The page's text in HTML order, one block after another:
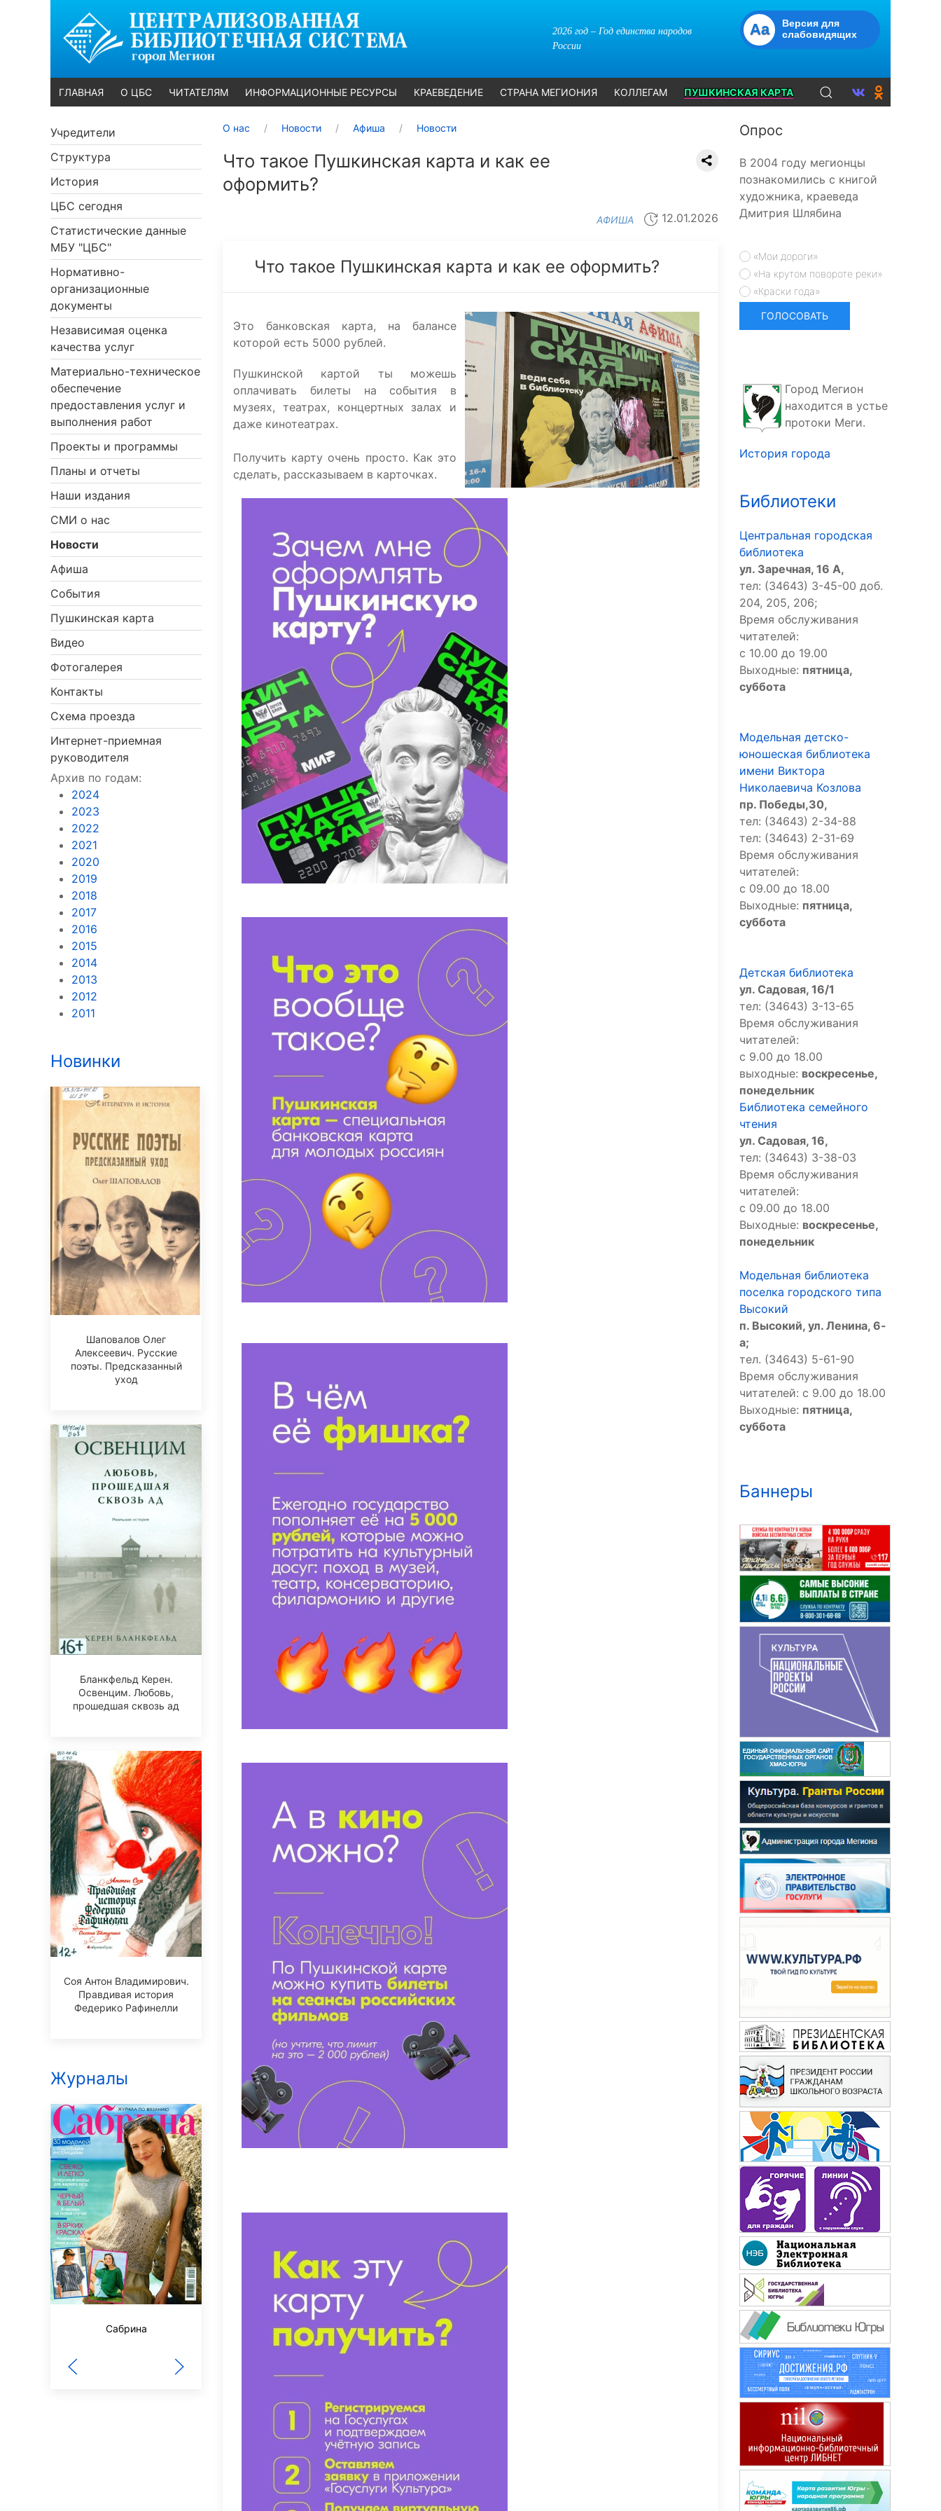
2026 год – Год единства народов
России
Aa
Версия для
слабовидящих
ГЛАВНАЯ О ЦБС ЧИТАТЕЛЯМ ИНФОРМАЦИОННЫЕ РЕСУРСЫ КРАЕВЕДЕНИЕ СТРАНА МЕГИОНИЯ КОЛЛЕГАМ ПУШКИНСКАЯ КАРТА
Учредители
Структура
История
ЦБС сегодня
Статистические данные
МБУ "ЦБС"
Нормативно-
организационные
документы
Независимая оценка
качества услуг
Материально-техническое
обеспечение
предоставления услуг и
выполнения работ
Проекты и программы
Планы и отчеты
Наши издания
СМИ о нас
Новости
Афиша
События
Пушкинская карта
Видео
Фотогалерея
Контакты
Схема проезда
Интернет-приемная
руководителя
Архив по годам:
2024
2023
2022
2021
2020
2019
2018
2017
2016
2015
2014
2013
2012
2011
Новинки
Шаповалов Олег
Алексеевич. Русские
поэты. Предсказанный
уход
Бланкфельд Керен.
Освенцим. Любовь,
прошедшая сквозь ад
Соя Антон Владимирович.
Правдивая история
Федерико Рафинелли
Журналы
Сабрина Маруся
Здоровье
Вокруг света
О нас Новости Афиша Новости
Что такое Пушкинская карта и как ее
оформить?
АФИША 12.01.2026
Что такое Пушкинская карта и как ее оформить?
Это банковская карта, на балансе
которой есть 5000 рублей.
Пушкинской картой ты можешь
оплачивать билеты на события в
музеях, театрах, концертных залах и
даже кинотеатрах.
Получить карту очень просто. Как это
сделать, рассказываем в карточках.
Опрос
В 2004 году мегионцы
познакомились с книгой
художника, краеведа
Дмитрия Шлябина
«Мои дороги»
«На крутом повороте реки»
«Краски года»
Город Мегион
находится в устье
протоки Меги.
История города
Библиотеки
Центральная городская
библиотека
ул. Заречная, 16 А,
тел: (34643) 3-45-00 доб.
204, 205, 206;
Время обслуживания
читателей:
с 10.00 до 19.00
Выходные: пятница,
суббота
Модельная детско-
юношеская библиотека
имени Виктора
Николаевича Козлова
пр. Победы,30,
тел: (34643) 2-34-88
тел: (34643) 2-31-69
Время обслуживания
читателей:
с 09.00 до 18.00
Выходные: пятница,
суббота
Детская библиотека
ул. Садовая, 16/1
тел: (34643) 3-13-65
Время обслуживания
читателей:
с 9.00 до 18.00
выходные: воскресенье,
понедельник
Библиотека семейного
чтения
ул. Садовая, 16,
тел: (34643) 3-38-03
Время обслуживания
читателей:
с 09.00 до 18.00
Выходные: воскресенье,
понедельник
Модельная библиотека
поселка городского типа
Высокий
п. Высокий, ул. Ленина, 6-
а;
тел. (34643) 5-61-90
Время обслуживания
читателей: с 9.00 до 18.00
Выходные: пятница,
суббота
Баннеры